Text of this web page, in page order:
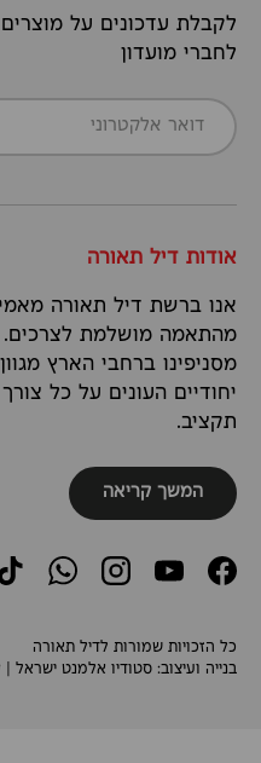
לקבלת עדכונים על
לחברי מועדון
דואר אלקטרוני
אודות דיל תאורה
אנו ברשת דיל תאורה
מהתאמה מושלמת
מסניפינו ברחבי הארץ
יחודיים העונים על כל
תקציב.
המשך קריאה
Facebook
YouTube
Instagram
כל הזכויות שמורות לדיל תאורה
בנייה ועיצוב: סטודיו אלמנט ישראל